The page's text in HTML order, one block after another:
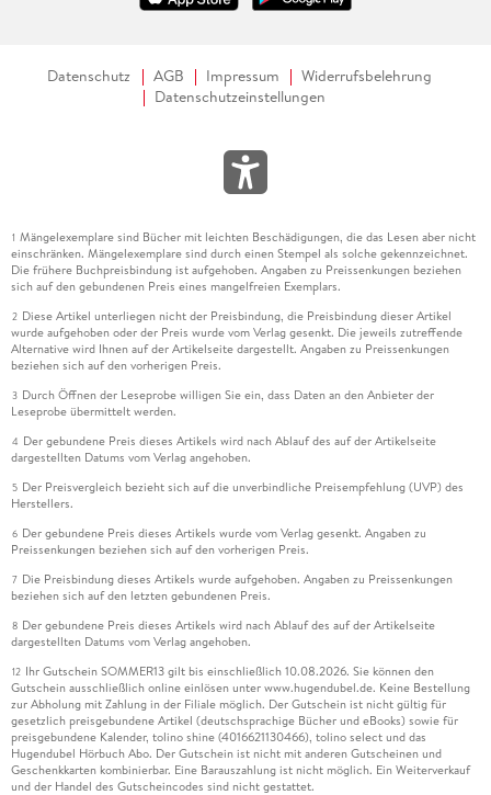
Datenschutz AGB Impressum
Widerrufsbelehrung
Datenschutzeinstellungen
1 Mängelexemplare sind Bücher mit leichten Beschädigungen, die das Lesen aber nicht
einschränken. Mängelexemplare sind durch einen Stempel als solche gekennzeichnet.
Die frühere Buchpreisbindung ist aufgehoben. Angaben zu Preissenkungen beziehen
sich auf den gebundenen Preis eines mangelfreien Exemplars.
2 Diese Artikel unterliegen nicht der Preisbindung, die Preisbindung dieser Artikel
wurde aufgehoben oder der Preis wurde vom Verlag gesenkt. Die jeweils zutreffende
Alternative wird Ihnen auf der Artikelseite dargestellt. Angaben zu Preissenkungen
beziehen sich auf den vorherigen Preis.
3 Durch Öffnen der Leseprobe willigen Sie ein, dass Daten an den Anbieter der
Leseprobe übermittelt werden.
4 Der gebundene Preis dieses Artikels wird nach Ablauf des auf der Artikelseite
dargestellten Datums vom Verlag angehoben.
5 Der Preisvergleich bezieht sich auf die unverbindliche Preisempfehlung (UVP) des
Herstellers.
6 Der gebundene Preis dieses Artikels wurde vom Verlag gesenkt. Angaben zu
Preissenkungen beziehen sich auf den vorherigen Preis.
7 Die Preisbindung dieses Artikels wurde aufgehoben. Angaben zu Preissenkungen
beziehen sich auf den letzten gebundenen Preis.
8 Der gebundene Preis dieses Artikels wird nach Ablauf des auf der Artikelseite
dargestellten Datums vom Verlag angehoben.
12 Ihr Gutschein SOMMER13 gilt bis einschließlich 10.08.2026. Sie können den
Gutschein ausschließlich online einlösen unter www.hugendubel.de. Keine Bestellung
zur Abholung mit Zahlung in der Filiale möglich. Der Gutschein ist nicht gültig für
gesetzlich preisgebundene Artikel (deutschsprachige Bücher und eBooks) sowie für
preisgebundene Kalender, tolino shine (4016621130466), tolino select und das
Hugendubel Hörbuch Abo. Der Gutschein ist nicht mit anderen Gutscheinen und
Geschenkkarten kombinierbar. Eine Barauszahlung ist nicht möglich. Ein Weiterverkauf
und der Handel des Gutscheincodes sind nicht gestattet.